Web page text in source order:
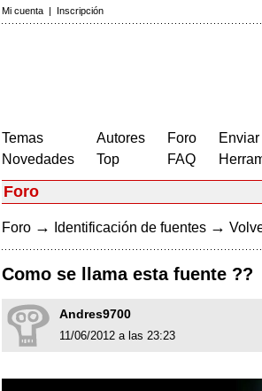
Mi cuenta | Inscripción
Temas
Novedades
Autores
Top
Foro
FAQ
Foro
Foro → Identificación de fuentes →
Como se llama esta fuente ??
Andres9700
11/06/2012 a las 23:23